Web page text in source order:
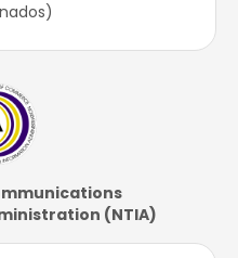
(NTIA)​